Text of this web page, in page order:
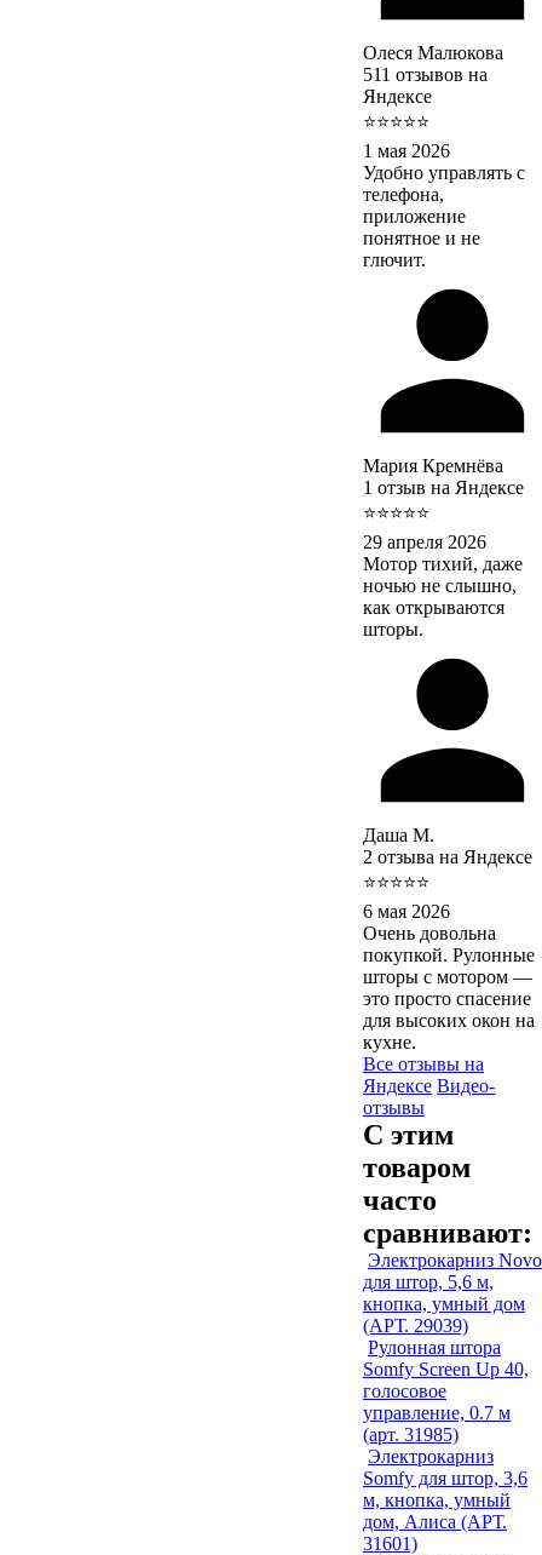
Олеся Малюкова
511 отзывов на
Яндексе
⭐⭐⭐⭐⭐
1 мая 2026
Удобно управлять с
телефона,
приложение
понятное и не
глючит.
Мария Кремнёва
1 отзыв на Яндексе
⭐⭐⭐⭐⭐
29 апреля 2026
Мотор тихий, даже
ночью не слышно,
как открываются
шторы.
Даша М.
2 отзыва на Яндексе
⭐⭐⭐⭐⭐
6 мая 2026
Очень довольна
покупкой. Рулонные
шторы с мотором —
это просто спасение
для высоких окон на
кухне.
Все отзывы на
Яндексе Видео-
отзывы
С этим
товаром
часто
сравнивают:
Электрокарниз Novo
для штор, 5,6 м,
кнопка, умный дом
(АРТ. 29039)
Рулонная штора
Somfy Screen Up 40,
голосовое
управление, 0.7 м
(арт. 31985)
Электрокарниз
Somfy для штор, 3,6
м, кнопка, умный
дом, Алиса (АРТ.
31601)